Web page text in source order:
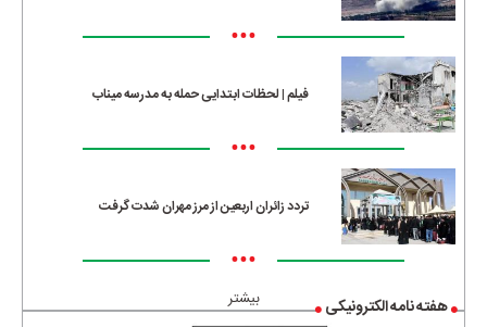
•••
فیلم | لحظات ابتدایی حمله به مدرسه میناب
•••
تردد زائران اربعین از مرز مهران شدت گرفت
•••
بیشتر هفته نامه الکترونیکی